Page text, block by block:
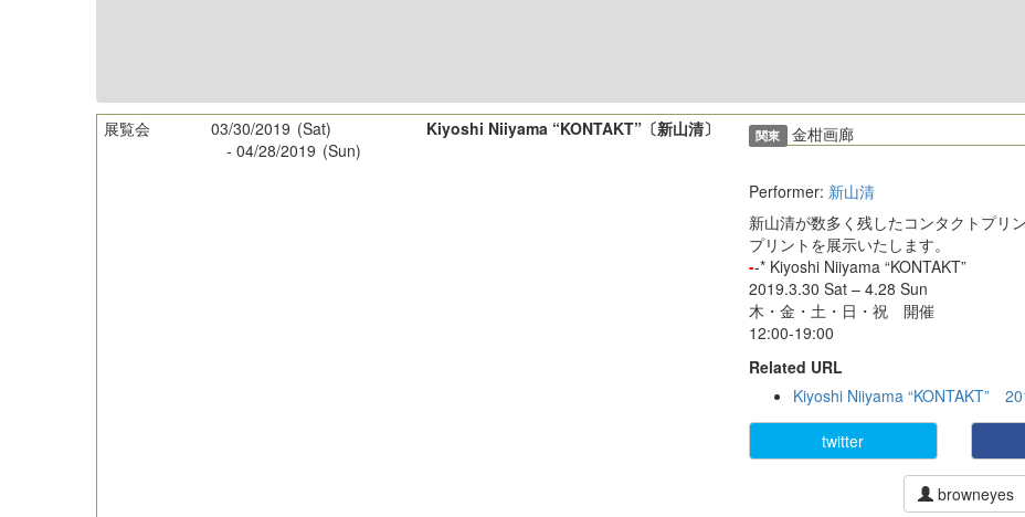
展覧会 03/30/2019 (Sat)
-04/28/2019 (Sun)
Kiyoshi Niiyama “KONTAKT”〔新山清〕 関東
金柑画廊
Performer: 新山清
新山清が数多く残したコンタクトプリ
プリントを展示いたします。
--* Kiyoshi Niiyama “KONTAKT”
2019.3.30 Sat – 4.28 Sun
木・金・土・日・祝 開催
12:00-19:00
Related URL
Kiyoshi Niiyama “KONTAKT”
twitter
browneyes